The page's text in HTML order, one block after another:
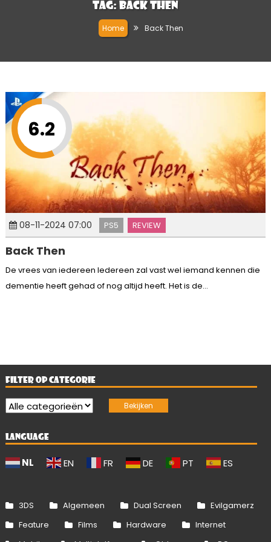
Tag: Back Then
Home Back Then
6.2
08-11-2024 07:00 PS5 REVIEW
Back Then
De vrees van iedereen Iedereen zal vast wel iemand kennen die
dementie heeft gehad of nog altijd heeft. Het is de...
FILTER OP CATEGORIE
LANGUAGE
NL EN FR DE PT ES
3DS Algemeen Dual Screen
Evilgamerz
Feature
Films Hardware
Internet